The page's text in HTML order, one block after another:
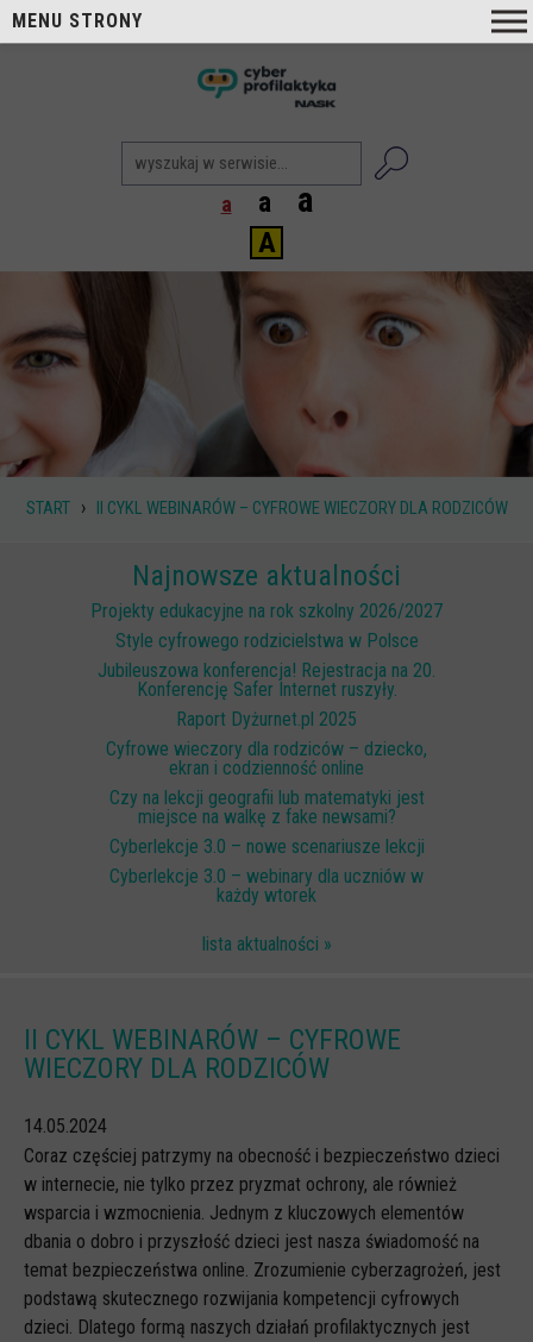
a a a
A
START › II CYKL WEBINARÓW – CYFROWE WIECZORY DLA RODZICÓW
Najnowsze aktualności
Projekty edukacyjne na rok szkolny 2026/2027
Style cyfrowego rodzicielstwa w Polsce
Jubileuszowa konferencja! Rejestracja na 20.
Konferencję Safer Internet ruszyły.
Raport Dyżurnet.pl 2025
Cyfrowe wieczory dla rodziców – dziecko,
ekran i codzienność online
Czy na lekcji geografii lub matematyki jest
miejsce na walkę z fake newsami?
Cyberlekcje 3.0 – nowe scenariusze lekcji
Cyberlekcje 3.0 – webinary dla uczniów w
każdy wtorek
lista aktualności »
II CYKL WEBINARÓW – CYFROWE
WIECZORY DLA RODZICÓW
14.05.2024
Coraz częściej patrzymy na obecność i bezpieczeństwo dzieci
w internecie, nie tylko przez pryzmat ochrony, ale również
wsparcia i wzmocnienia. Jednym z kluczowych elementów
dbania o dobro i przyszłość dzieci jest nasza świadomość na
temat bezpieczeństwa online. Zrozumienie cyberzagrożeń, jest
podstawą skutecznego rozwijania kompetencji cyfrowych
dzieci. Dlatego formą naszych działań profilaktycznych jest
MENU STRONY
Cyberprofilaktyka NASK
Nasi Eksperci
Aktualności
Projekty
Aktualne
Zrealizowane
Biblioteka
Poradniki i publikacje
Dla nauczycieli
Scenariusze lekcji
W sieci przyjaźni
(Nie)widzialne ślady online
Piosenka edukacyjna i teledysk
Szkoła Sieci Społecznościowych
BEZPIECZNE WAKACJE 2023
BEZPIECZNE WAKACJE 2022
RAZEM W SIECI
INFOGRAFIKI
SŁOWA Z SIECI NASZYCH DZIECI
Webinaria
Webinary CEDMO